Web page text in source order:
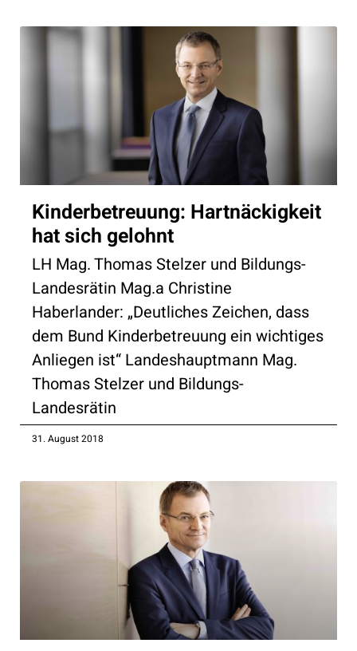
Kinderbetreuung: Hartnäckigkeit
hat sich gelohnt
LH Mag. Thomas Stelzer und Bildungs-
Landesrätin Mag.a Christine
Haberlander: „Deutliches Zeichen, dass
dem Bund Kinderbetreuung ein wichtiges
Anliegen ist“ Landeshauptmann Mag.
Thomas Stelzer und Bildungs-
Landesrätin
31. August 2018